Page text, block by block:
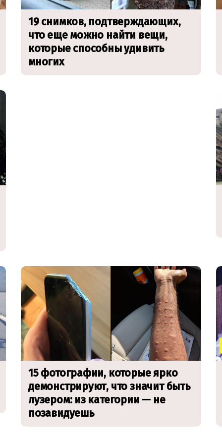
19 снимков, подтверждающих,
что еще можно найти вещи,
которые способны удивить
многих
15 фотографии, которые ярко
демонстрируют, что значит быть
лузером: из категории — не
позавидуешь